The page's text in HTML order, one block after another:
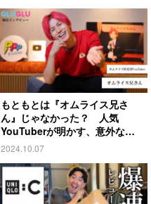
もともとは『オムライス兄さ
ん』じゃなかった？ 人気
YouTuberが明かす、意外な過
去とは
2024.10.07